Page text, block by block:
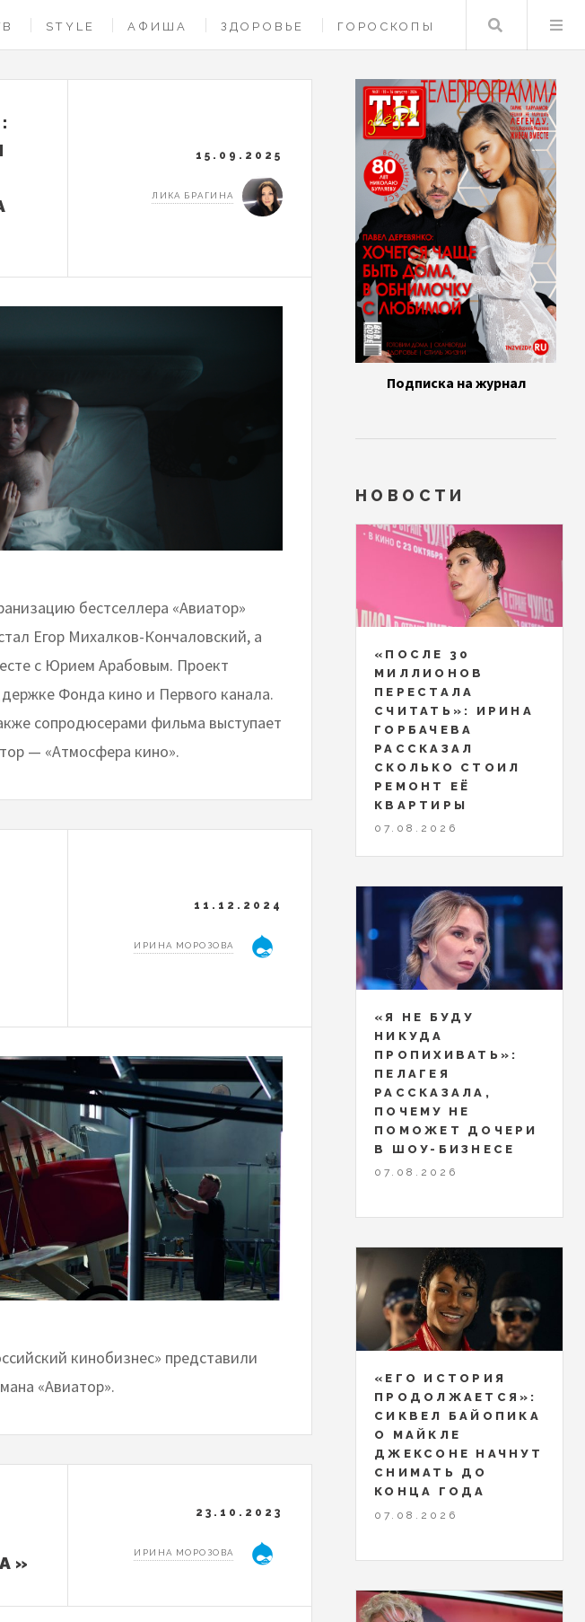
STYLE АФИША ЗДОРОВЬЕ ГОРОСКОПЫ Поиск
15.09.2025
ЛИКА БРАГИНА
бестселлера «Авиатор»
Егор Михалков-Кончаловский, а
с Юрием Арабовым. Проект
Фонда кино и Первого канала.
сопродюсерами фильма выступает
— «Атмосфера кино».
11.12.2024
ИРИНА МОРОЗОВА
кинобизнес» представили
«Авиатор».
23.10.2023
ИРИНА МОРОЗОВА
Подписка на журнал
НОВОСТИ
«ПОСЛЕ 30
МИЛЛИОНОВ
ПЕРЕСТАЛА
СЧИТАТЬ»: ИРИНА
ГОРБАЧЕВА
РАССКАЗАЛ
СКОЛЬКО СТОИЛ
РЕМОНТ ЕЁ
КВАРТИРЫ
07.08.2026
«Я НЕ БУДУ
НИКУДА
ПРОПИХИВАТЬ»:
ПЕЛАГЕЯ
РАССКАЗАЛА,
ПОЧЕМУ НЕ
ПОМОЖЕТ ДОЧЕРИ
В ШОУ-БИЗНЕСЕ
07.08.2026
«ЕГО ИСТОРИЯ
ПРОДОЛЖАЕТСЯ»:
СИКВЕЛ БАЙОПИКА
О МАЙКЛЕ
ДЖЕКСОНЕ НАЧНУТ
СНИМАТЬ ДО
КОНЦА ГОДА
07.08.2026